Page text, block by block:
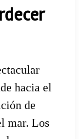
hacia el
de
mar. Los